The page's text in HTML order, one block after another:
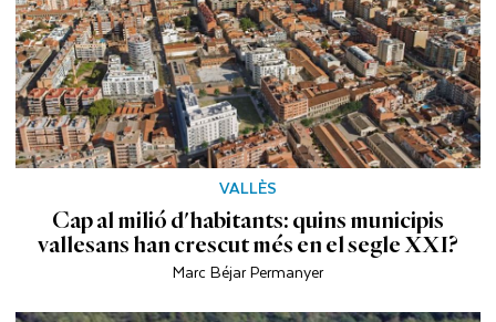
VALLÈS
Cap al milió d'habitants: quins municipis
vallesans han crescut més en el segle XXI?
Marc Béjar Permanyer